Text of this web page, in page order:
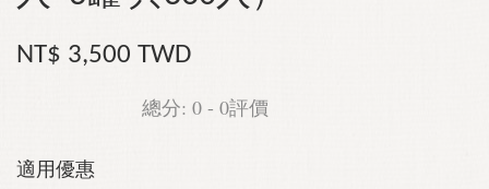
NT$ 3,500 TWD
總分: 0 - 0評價
適用優惠